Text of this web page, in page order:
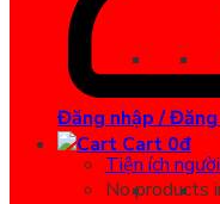
Đăng nhập /
Cart 0đ
No products
Tiện ích